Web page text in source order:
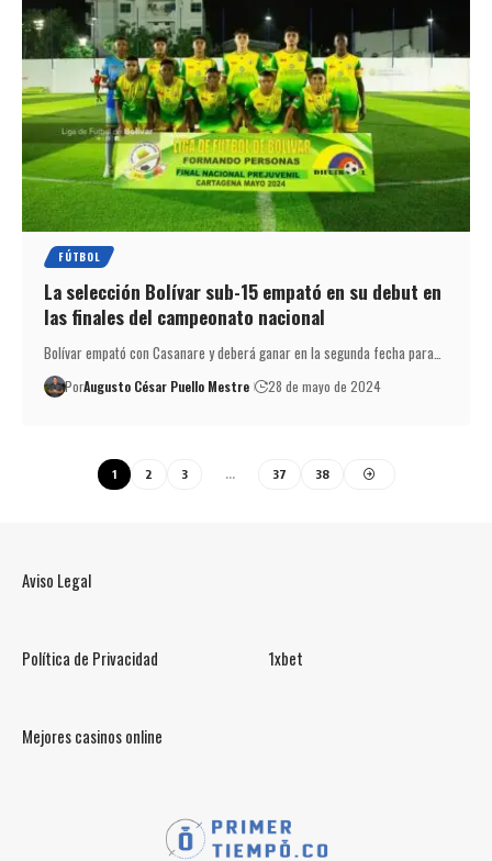
FÚTBOL
La selección Bolívar sub-15 empató en su debut en
las finales del campeonato nacional
Bolívar empató con Casanare y deberá ganar en la segunda fecha para…
PorAugusto César Puello Mestre 28 de mayo de 2024
1 2 3 … 37 38
Aviso Legal
Política de Privacidad 1xbet
Mejores casinos online